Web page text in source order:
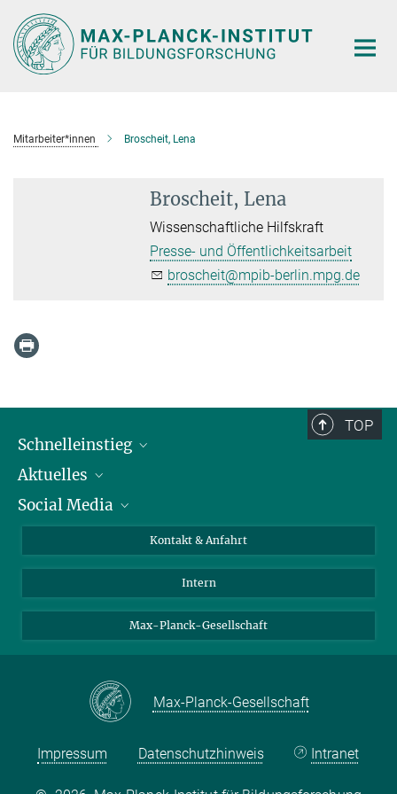
Hauptinhalt
Mitarbeiter*innen Broscheit, Lena
Broscheit, Lena
Wissenschaftliche Hilfskraft
Presse- und Öffentlichkeitsarbeit
broscheit@mpib-berlin.mpg.de
TOP
Schnelleinstieg
Personen
Pressebereich
Aktuelles
Stellenangebote
Social Media
LinkedIn
Kontakt & Anfahrt
Intern
Max-Planck-Gesellschaft
Max-Planck-Gesellschaft
Impressum Datenschutzhinweis Intranet